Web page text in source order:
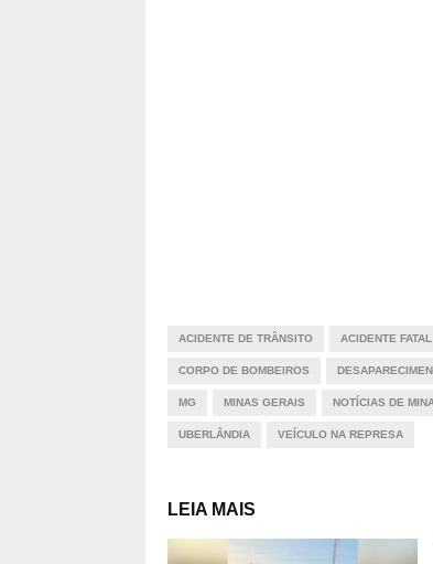
ACIDENTE DE TRÂNSITO ACIDENTE FATAL
CORPO DE BOMBEIROS
MG MINAS GERAIS NOTÍCIAS DE
UBERLÂNDIA VEÍCULO NA REPRESA
LEIA MAIS